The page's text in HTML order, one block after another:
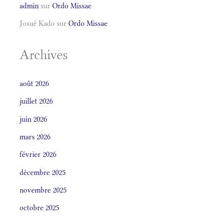
admin sur Ordo Missae
Josué Kado sur Ordo Missae
Archives
août 2026
juillet 2026
juin 2026
mars 2026
février 2026
décembre 2025
novembre 2025
octobre 2025